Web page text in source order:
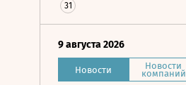
31
9 августа 2026
Новости Новости
компаний